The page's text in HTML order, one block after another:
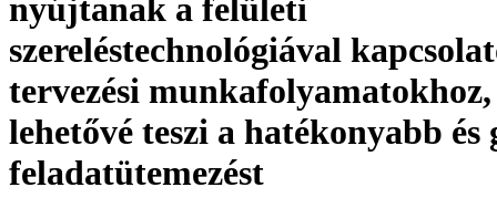
nyújtanak a felületi
szereléstechnológiával
tervezési
lehetővé teszi a hatékonyabb és
feladatütemezést